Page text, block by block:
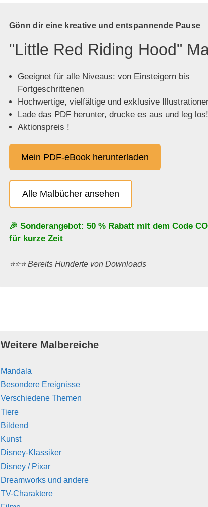
Gönn dir eine kreative und entspannende Pause
"Little Red Riding Hood"
Geeignet für alle Niveaus: von Einsteigern bis
Fortgeschrittenen
Hochwertige, vielfältige und exklusive
Lade das PDF herunter, drucke es aus und leg los!
Aktionspreis !
Mein PDF-eBook herunterladen
Alle Malbücher ansehen
🎉 Sonderangebot: 50 % Rabatt mit dem Code
für kurze Zeit
⭐️⭐️⭐️ Bereits Hunderte von Downloads
Weitere Malbereiche
Mandala
Besondere Ereignisse
Verschiedene Themen
Tiere
Bildend
Kunst
Disney-Klassiker
Disney / Pixar
Dreamworks und andere
TV-Charaktere